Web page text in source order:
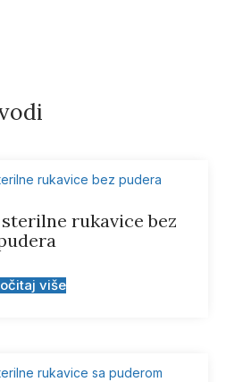
rukavice bez
više